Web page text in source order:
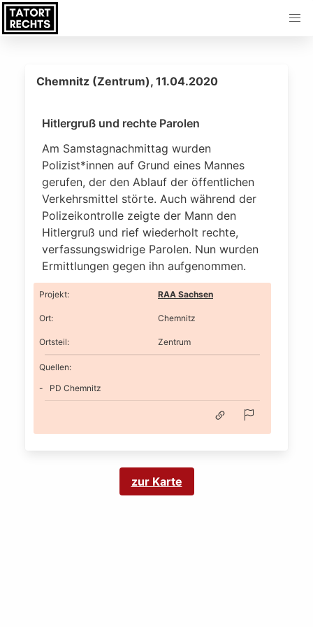
Chemnitz (Zentrum), 11.04.2020
Hitlergruß und rechte Parolen
Am Samstagnachmittag wurden
Polizist*innen auf Grund eines Mannes
gerufen, der den Ablauf der öffentlichen
Verkehrsmittel störte. Auch während der
Polizeikontrolle zeigte der Mann den
Hitlergruß und rief wiederholt rechte,
verfassungswidrige Parolen. Nun wurden
Ermittlungen gegen ihn aufgenommen.
Projekt: RAA Sachsen
Ort: Chemnitz
Ortsteil: Zentrum
Quellen:
PD Chemnitz
zur Karte